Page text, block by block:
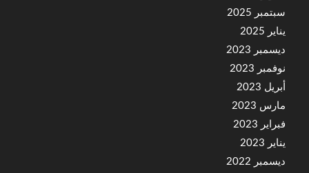
سبتمبر 2025
يناير 2025
ديسمبر 2023
نوفمبر 2023
أبريل 2023
مارس 2023
فبراير 2023
يناير 2023
ديسمبر 2022